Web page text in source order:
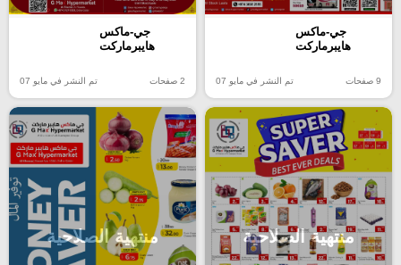
جي-ماكس
هايبرماركت
9 صفحات تم النشر في مايو 07
جي-ماكس
هايبرماركت
2 صفحات تم النشر في مايو 07
منتهية الصلاحية منتهية الصلاحية